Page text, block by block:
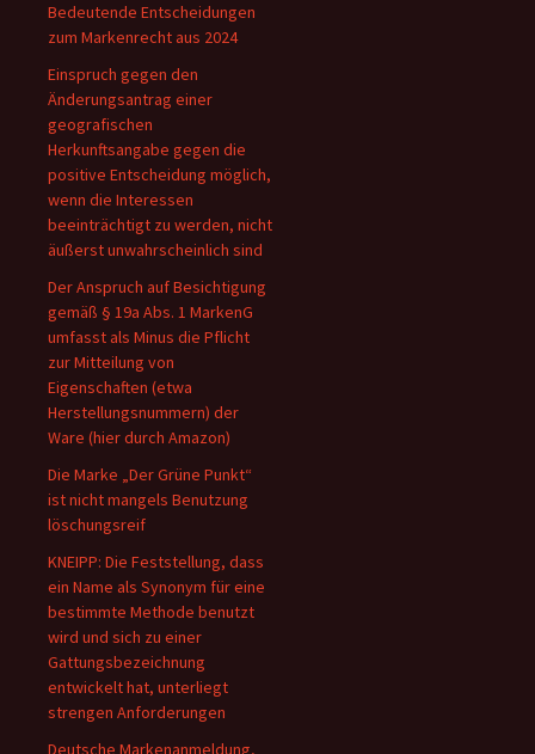
Bedeutende Entscheidungen
zum Markenrecht aus 2024
Einspruch gegen den
Änderungsantrag einer
geografischen
Herkunftsangabe gegen die
positive Entscheidung möglich,
wenn die Interessen
beeinträchtigt zu werden, nicht
äußerst unwahrscheinlich sind
Der Anspruch auf Besichtigung
gemäß § 19a Abs. 1 MarkenG
umfasst als Minus die Pflicht
zur Mitteilung von
Eigenschaften (etwa
Herstellungsnummern) der
Ware (hier durch Amazon)
Die Marke „Der Grüne Punkt“
ist nicht mangels Benutzung
löschungsreif
KNEIPP: Die Feststellung, dass
ein Name als Synonym für eine
bestimmte Methode benutzt
wird und sich zu einer
Gattungsbezeichnung
entwickelt hat, unterliegt
strengen Anforderungen
Deutsche Markenanmeldung,